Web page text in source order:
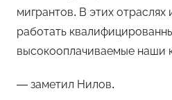
мигрантов. В этих
работать
высокооплачиваемые наши
— заметил Нилов.